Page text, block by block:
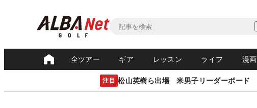
全ツアー ギア レッスン ライフ 漫画
注目 松山英樹ら出場 米男子リーダーボード